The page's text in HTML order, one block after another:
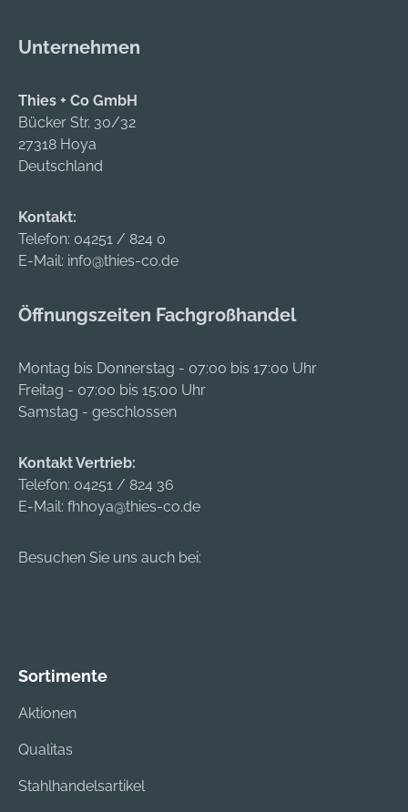
Unternehmen
Thies + Co GmbH
Bücker Str. 30/32
27318 Hoya
Deutschland
Kontakt:
Telefon: 04251 / 824 0
E-Mail: info@thies-co.de
Öffnungszeiten Fachgroßhandel
Montag bis Donnerstag - 07:00 bis 17:00 Uhr
Freitag - 07:00 bis 15:00 Uhr
Samstag - geschlossen
Kontakt Vertrieb:
Telefon: 04251 / 824 36
E-Mail: fhhoya@thies-co.de
Besuchen Sie uns auch bei:
Sortimente
Aktionen
Qualitas
Stahlhandelsartikel